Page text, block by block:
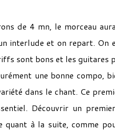
de 4 mn, le morceau
interlude et on repart.
sont bons et les guitares
une bonne
dans le chant. Ce
Découvrir un
quant à la suite, comme